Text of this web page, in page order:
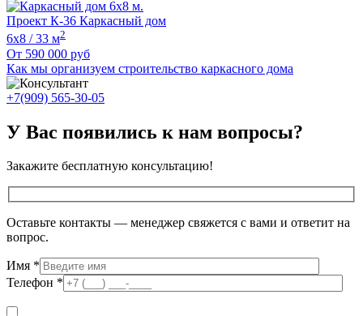
Проект К-36 Каркасный дом
6x8 / 33 м2
От 590 000 руб
Как мы организуем строительство каркасного дома
+7(909) 565-30-05
У Вас появились к нам вопросы?
Закажите бесплатную консультацию!
Оставьте контакты — менеджер свяжется с вами и ответит на
вопрос.
Имя *
Телефон *